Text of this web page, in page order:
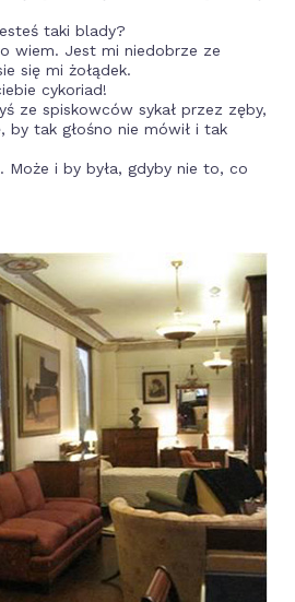
taki blady?
wiem. Jest mi niedobrze ze
się mi żołądek.
cykoriad!
ze spiskowców sykał przez zęby,
by tak głośno nie mówił i tak
Może i by była, gdyby nie to, co